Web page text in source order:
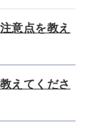
意点を教え
えてくださ